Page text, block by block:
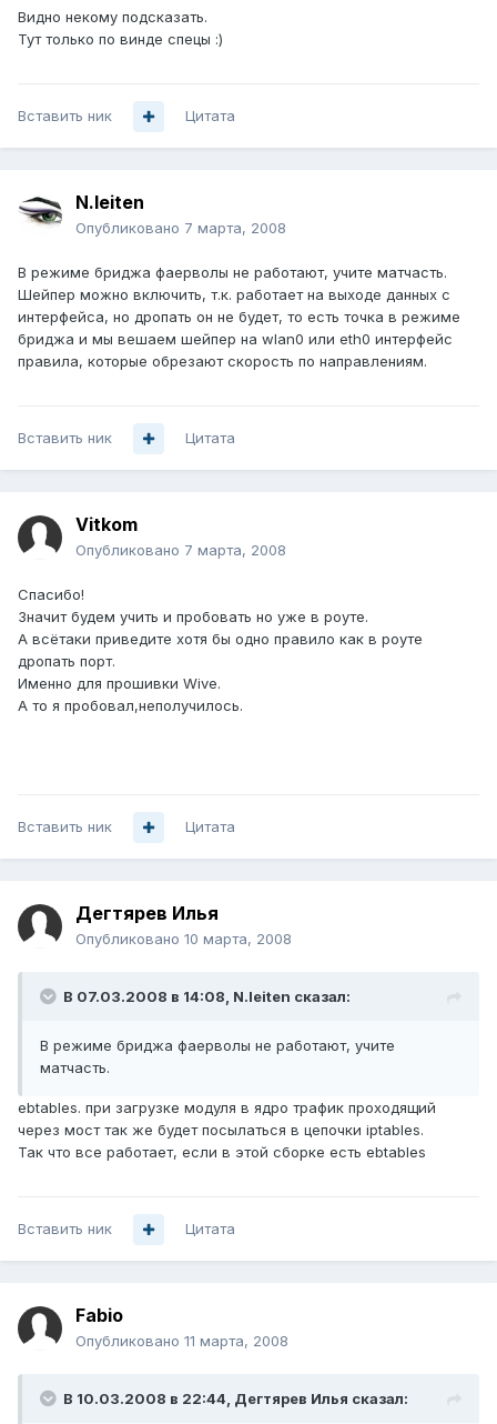
Видно некому подсказать.
Тут только по винде спецы :)
Вставить ник Цитата
N.leiten
Опубликовано 7 марта, 2008
В режиме бриджа фаерволы не работают, учите матчасть.
Шейпер можно включить, т.к. работает на выходе данных с
интерфейса, но дропать он не будет, то есть точка в режиме
бриджа и мы вешаем шейпер на wlan0 или eth0 интерфейс
правила, которые обрезают скорость по направлениям.
Вставить ник Цитата
Vitkom
Опубликовано 7 марта, 2008
Спасибо!
Значит будем учить и пробовать но уже в роуте.
А всётаки приведите хотя бы одно правило как в роуте
дропать порт.
Именно для прошивки Wive.
А то я пробовал,неполучилось.
Вставить ник Цитата
Дегтярев Илья
Опубликовано 10 марта, 2008
В 07.03.2008 в 14:08, N.leiten сказал:
В режиме бриджа фаерволы не работают, учите
матчасть.
ebtables. при загрузке модуля в ядро трафик проходящий
через мост так же будет посылаться в цепочки iptables.
Так что все работает, если в этой сборке есть ebtables
Вставить ник Цитата
Fabio
Опубликовано 11 марта, 2008
В 10.03.2008 в 22:44, Дегтярев Илья сказал: